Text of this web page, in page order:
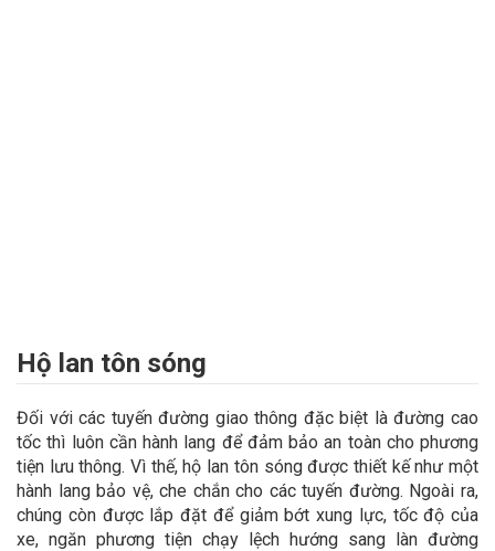
Hộ lan tôn sóng
Đối với các tuyến đường giao thông đặc biệt là đường cao
tốc thì luôn cần hành lang để đảm bảo an toàn cho phương
tiện lưu thông. Vì thế, hộ lan tôn sóng được thiết kế như một
hành lang bảo vệ, che chắn cho các tuyến đường. Ngoài ra,
chúng còn được lắp đặt để giảm bớt xung lực, tốc độ của
xe, ngăn phương tiện chạy lệch hướng sang làn đường